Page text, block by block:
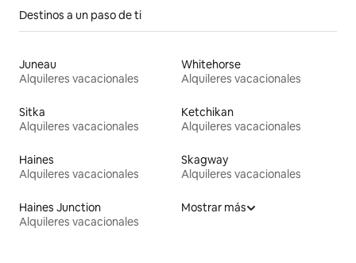
Destinos a un paso de ti
Juneau
Alquileres vacacionales
Whitehorse
Alquileres vacacionales
Sitka
Alquileres vacacionales
Ketchikan
Alquileres vacacionales
Haines
Alquileres vacacionales
Skagway
Alquileres vacacionales
Haines Junction
Alquileres vacacionales
Mostrar más